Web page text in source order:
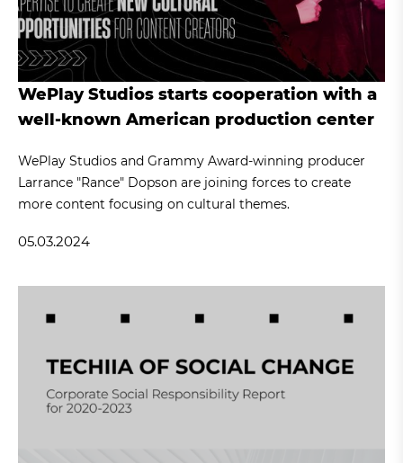
WePlay Studios starts cooperation with a
well-known American production center
WePlay Studios and Grammy Award-winning producer
Larrance "Rance" Dopson are joining forces to create
more content focusing on cultural themes.
05.03.2024